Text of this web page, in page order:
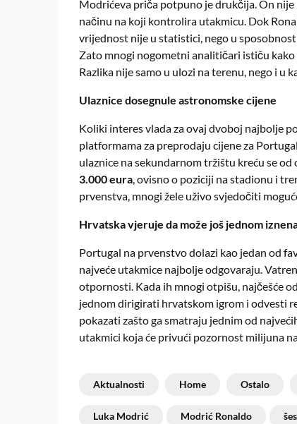
Modrićeva priča potpuno je drukčija. On
načinu na koji kontrolira utakmicu. Dok
vrijednost nije u statistici, nego u
Zato mnogi nogometni analitičari ističu
Razlika nije samo u ulozi na terenu, nego i u
Ulaznice dosegnule astronomske cijene
Koliki interes vlada za ovaj dvoboj najbolje
platformama za preprodaju cijene za
ulaznice na sekundarnom tržištu kreću se od
3.000 eura, ovisno o poziciji na stadionu i
prvenstva, mnogi žele uživo svjedočiti
Hrvatska vjeruje da može još jednom
Portugal na prvenstvo dolazi kao jedan od
najveće utakmice najbolje odgovaraju.
otpornosti. Kada ih mnogi otpišu, najčešće
jednom dirigirati hrvatskom igrom i odvesti
pokazati zašto ga smatraju jednim od
utakmici koja će privući pozornost milijuna
Aktualnosti Home Ostalo
Luka Modrić Modrić Ronaldo